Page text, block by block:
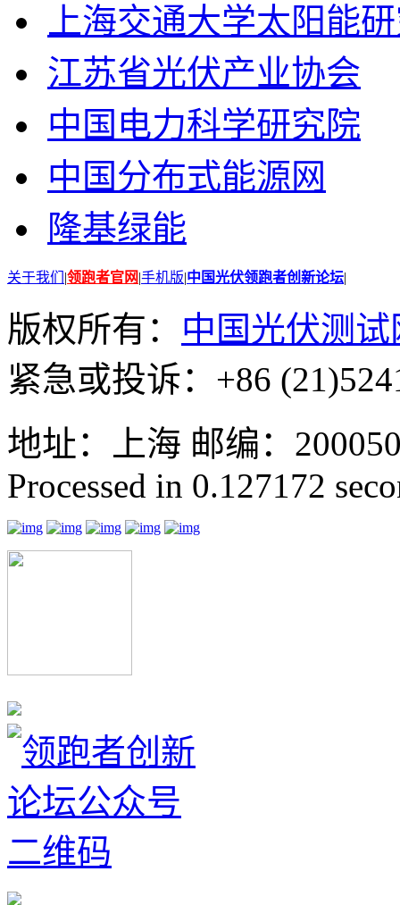
上海交通大学太阳能
江苏省光伏产业协会
中国电力科学研究院
中国分布式能源网
隆基绿能
关于我们 |领跑者官网|手机版|中国光伏领跑者创新论坛|
版权所有： 中国光伏测试
紧急或投诉：+86
地址：上海 邮编：
Processed in 0.127172